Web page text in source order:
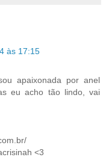
às 17:15
apaixonada por anel
eu acho tão lindo, vai
<3